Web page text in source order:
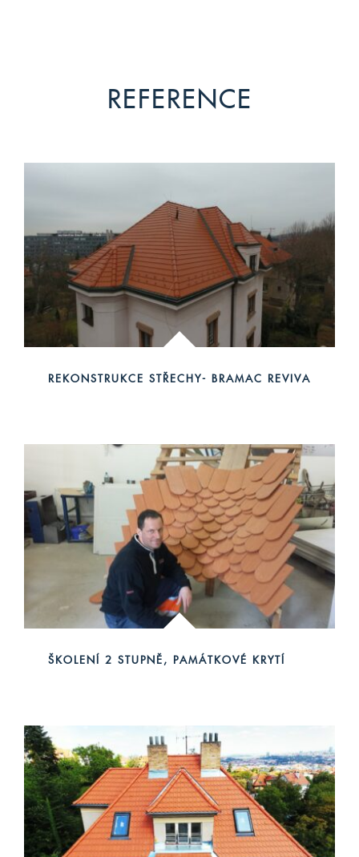
REFERENCE
REKONSTRUKCE STŘECHY- BRAMAC REVIVA
ŠKOLENÍ 2 STUPNĚ, PAMÁTKOVÉ KRYTÍ